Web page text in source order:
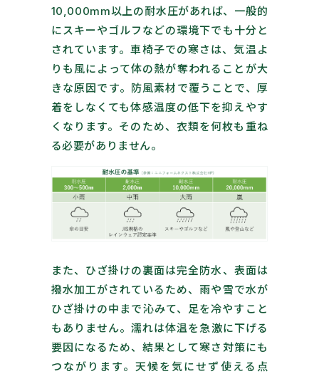
10,000mm以上の耐水圧があれば、一般的
にスキーやゴルフなどの環境下でも十分と
されています。車椅子での寒さは、気温よ
りも風によって体の熱が奪われることが大
きな原因です。防風素材で覆うことで、厚
着をしなくても体感温度の低下を抑えやす
くなります。そのため、衣類を何枚も重ね
る必要がありません。
また、 ひざ掛けの裏面は完全防水、表面は
撥水加工がされているため、雨や雪で水が
ひざ掛けの中まで沁みて、足を冷やすこと
もありません。濡れは体温を急激に下げる
要因になるため、結果として寒さ対策にも
つながります。天候を気にせず使える点